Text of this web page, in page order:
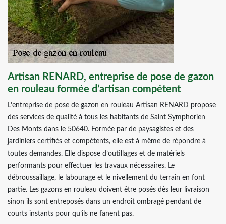
Artisan RENARD, entreprise de pose de gazon
en rouleau formée d’artisan compétent
L’entreprise de pose de gazon en rouleau Artisan RENARD propose
des services de qualité à tous les habitants de Saint Symphorien
Des Monts dans le 50640. Formée par de paysagistes et des
jardiniers certifiés et compétents, elle est à même de répondre à
toutes demandes. Elle dispose d’outillages et de matériels
performants pour effectuer les travaux nécessaires. Le
débroussaillage, le labourage et le nivellement du terrain en font
partie. Les gazons en rouleau doivent être posés dès leur livraison
sinon ils sont entreposés dans un endroit ombragé pendant de
courts instants pour qu’ils ne fanent pas.